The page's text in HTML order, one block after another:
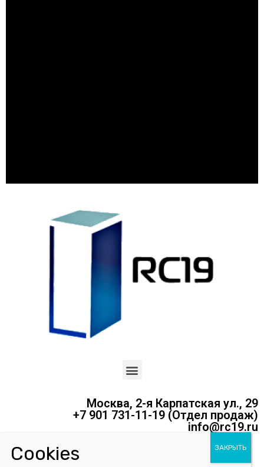
Москва, 2-я Карпатская ул., 29
+7 901 731-11-19 (Отдел продаж)
info@rc19.ru
Политика конфиденциальности